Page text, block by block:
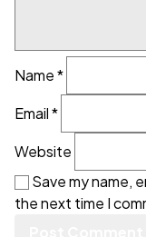
Name*
Email*
Website
Save my name,
the next time I